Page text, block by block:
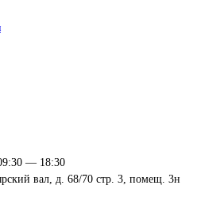
— 18:30
вал, д. 68/70 стр. 3, помещ. 3н